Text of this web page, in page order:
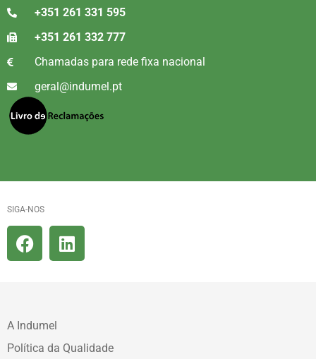
+351 261 331 595
+351 261 332 777
Chamadas para rede fixa nacional
geral@indumel.pt
SIGA-NOS
A Indumel
Política da Qualidade